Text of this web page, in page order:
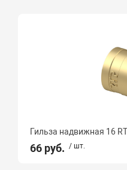
Гильза надвижная 16
66 руб. / шт.